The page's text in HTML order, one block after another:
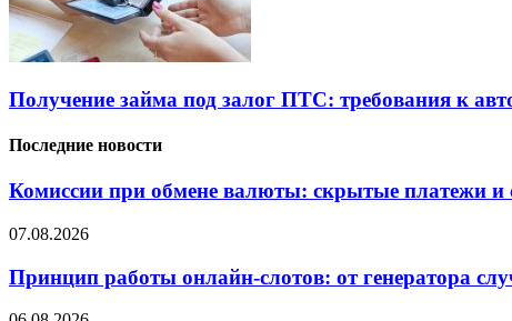
Получение займа под залог ПТС: требования к
Последние новости
Комиссии при обмене валюты: скрытые платежи и
07.08.2026
Принцип работы онлайн-слотов: от генератора